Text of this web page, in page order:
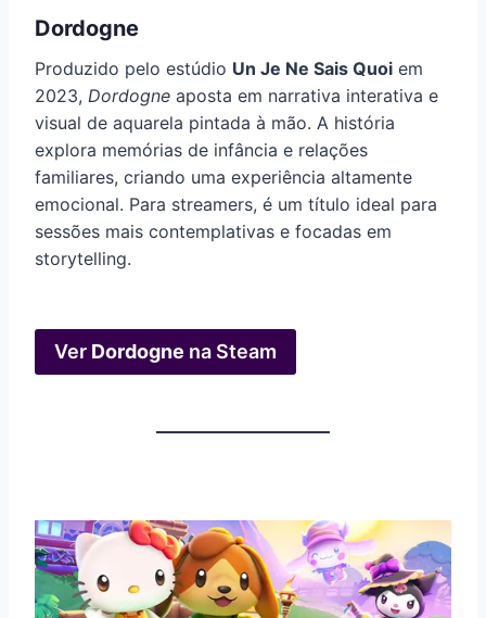
Dordogne
Produzido pelo estúdio Un Je Ne Sais Quoi em
2023, Dordogne aposta em narrativa interativa e
visual de aquarela pintada à mão. A história
explora memórias de infância e relações
familiares, criando uma experiência altamente
emocional. Para streamers, é um título ideal para
sessões mais contemplativas e focadas em
storytelling.
Ver Dordogne na Steam